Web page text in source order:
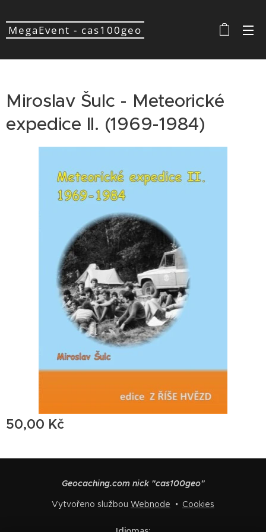
MegaEvent - cas100geo
Miroslav Šulc - Meteorické
expedice II. (1969-1984)
50,00 Kč
Geocaching.com nick "cas100geo"
Vytvořeno službou Webnode Cookies